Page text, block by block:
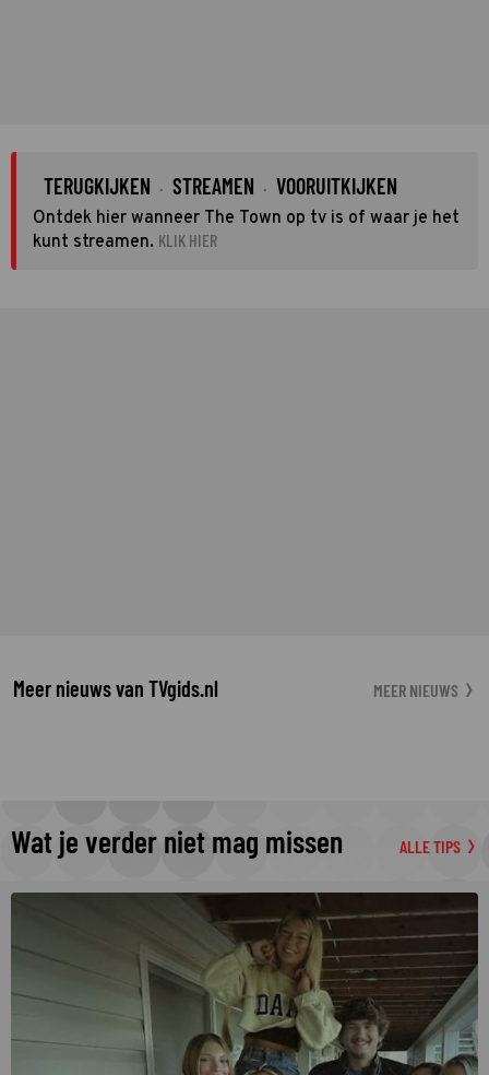
TERUGKIJKEN · STREAMEN · VOORUITKIJKEN
Ontdek hier wanneer The Town op tv is of waar je het
kunt streamen. KLIK HIER
Meer nieuws van TVgids.nl MEER NIEUWS
Wat je verder niet mag missen ALLE TIPS